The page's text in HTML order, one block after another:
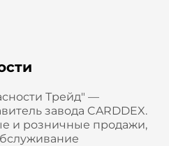
Трейд" —
завода CARDDEX.
и розничные продажи,